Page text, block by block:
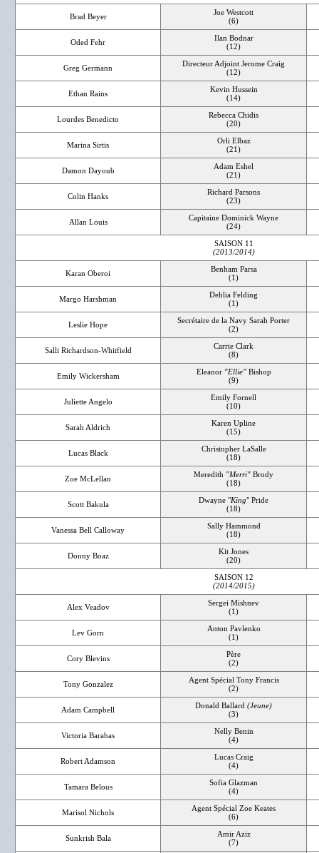
Brad Beyer
Joe Westcott
(6)
Oded Fehr
Ilan Bodnar
(12)
Greg Germann
Directeur Adjoint Jerome Craig
(12)
Ethan Rains
Kevin Hussein
(14)
Lourdes Benedicto
Rebecca Chidis
(20)
Marina Sirtis
Orli Elbaz
(21)
Damon Dayoub
Adam Eshel
(21)
Colin Hanks
Richard Parsons
(23)
Allan Louis
Capitaine Dominick Wayne
(24)
SAISON 11
(2013/2014)
Karan Oberoi
Benham Parsa
(1)
Margo Harshman
Dehlia Felding
(1)
Leslie Hope
Secrétaire de la Navy Sarah Porter
(2)
Salli Richardson-Whitfield
Carrie Clark
(8)
Emily Wickersham Eleanor "Ellie"Bishop
(9)
Juliette Angelo
Emily Fornell
(10)
Sarah Aldrich
Karen Upline
(15)
Lucas Black
Christopher LaSalle
(18)
Zoe McLellan Meredith "Merri" Brody
(18)
Scott Bakula Dwayne "King" Pride
(18)
Vanessa Bell Calloway
Sally Hammond
(18)
Donny Boaz
Kit Jones
(20)
SAISON 12
(2014/2015)
Alex Veadov
Sergei Mishnev
(1)
Lev Gorn
Anton Pavlenko
(1)
Cory Blevins
Père
(2)
Tony Gonzalez
Agent Spécial Tony Francis
(2)
Adam Campbell Donald Ballard (Jeune)
(3)
Victoria Barabas
Nelly Benin
(4)
Robert Adamson
Lucas Craig
(4)
Tamara Belous
Sofia Glazman
(4)
Marisol Nichols
Agent Spécial Zoe Keates
(6)
Sunkrish Bala
Amir Aziz
(7)